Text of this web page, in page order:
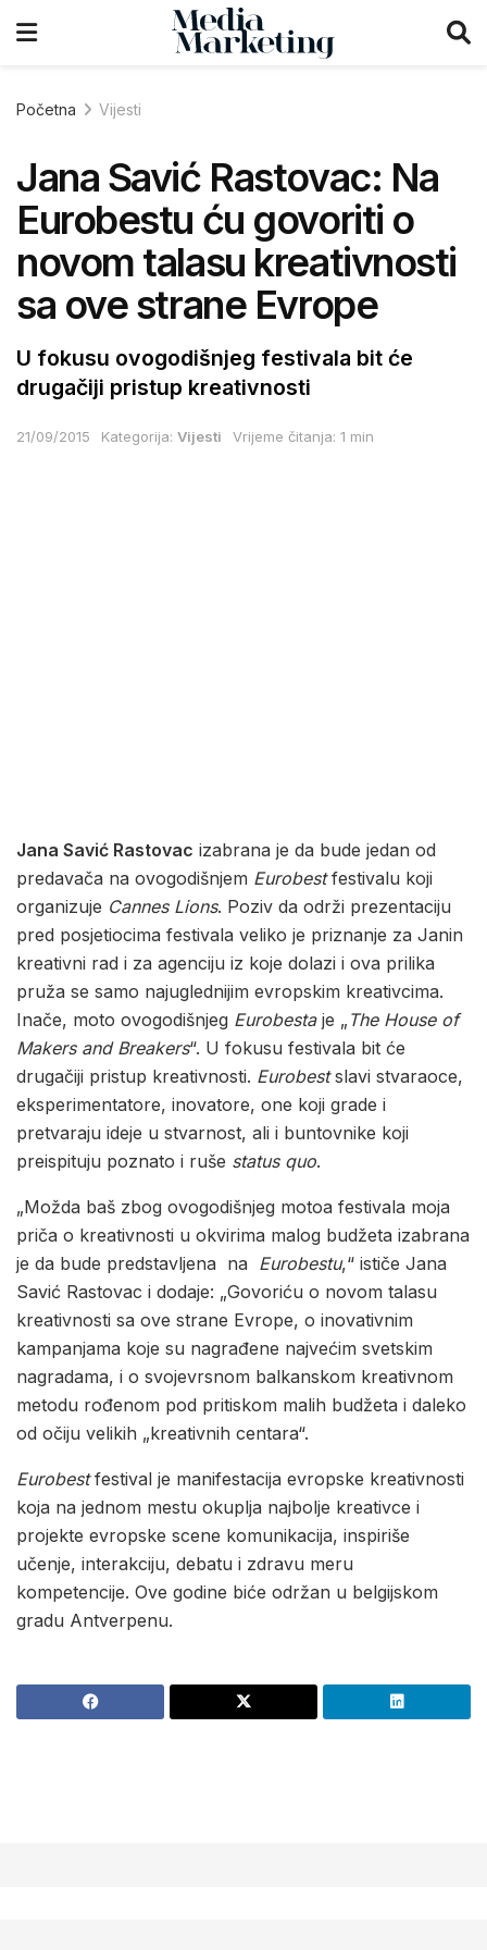
Početna Vijesti
Jana Savić Rastovac: Na
Eurobestu ću govoriti o
novom talasu kreativnosti
sa ove strane Evrope
U fokusu ovogodišnjeg festivala bit će
drugačiji pristup kreativnosti
21/09/2015 Kategorija: Vijesti Vrijeme čitanja: 1 min
Jana Savić Rastovac izabrana je da bude jedan od
predavača na ovogodišnjem Eurobestfestivalu koji
organizuje Cannes Lions. Poziv da održi prezentaciju
pred posjetiocima festivala veliko je priznanje za Janin
kreativni rad i za agenciju iz koje dolazi i ova prilika
pruža se samo najuglednijim evropskim kreativcima.
Inače, moto ovogodišnjeg Eurobestaje „ The House of
Makers and Breakers“. U fokusu festivala bit će
drugačiji pristup kreativnosti. Eurobestslavi stvaraoce,
eksperimentatore, inovatore, one koji grade i
pretvaraju ideje u stvarnost, ali i buntovnike koji
preispituju poznato i ruše status quo.
„Možda baš zbog ovogodišnjeg motoa festivala moja
priča o kreativnosti u okvirima malog budžeta izabrana
je da bude predstavljena na Eurobestu,“ ističe Jana
Savić Rastovac i dodaje: „Govoriću o novom talasu
kreativnosti sa ove strane Evrope, o inovativnim
kampanjama koje su nagrađene najvećim svetskim
nagradama, i o svojevrsnom balkanskom kreativnom
metodu rođenom pod pritiskom malih budžeta i daleko
od očiju velikih „kreativnih centara“.
Eurobestfestival je manifestacija evropske kreativnosti
koja na jednom mestu okuplja najbolje kreativce i
projekte evropske scene komunikacija, inspiriše
učenje, interakciju, debatu i zdravu meru
kompetencije. Ove godine biće održan u belgijskom
gradu Antverpenu.